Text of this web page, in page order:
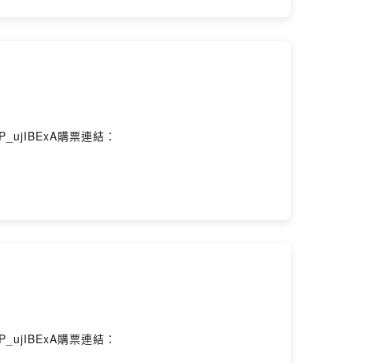
購票連結：
購票連結：